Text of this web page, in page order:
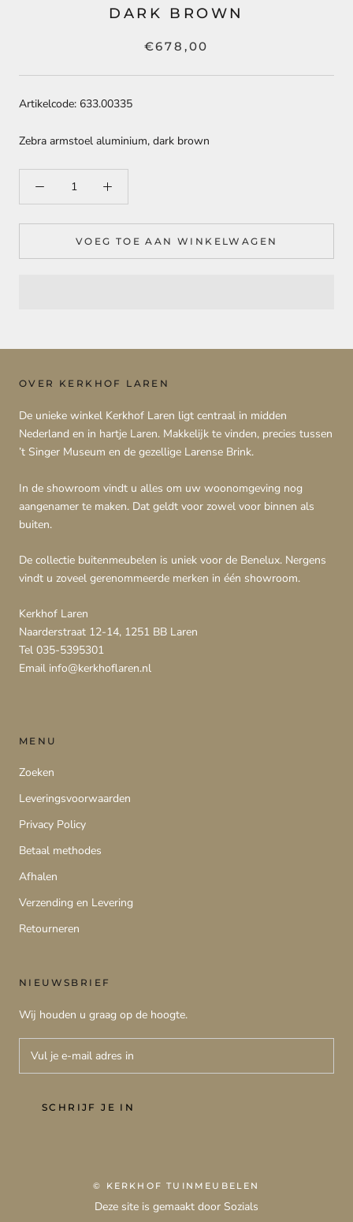
DARK BROWN
€678,00
Artikelcode: 633.00335
Zebra armstoel aluminium, dark brown
VOEG TOE AAN WINKELWAGEN
OVER KERKHOF LAREN
De unieke winkel Kerkhof Laren ligt centraal in midden
Nederland en in hartje Laren. Makkelijk te vinden, precies tussen
’t Singer Museum en de gezellige Larense Brink.
In de showroom vindt u alles om uw woonomgeving nog
aangenamer te maken. Dat geldt voor zowel voor binnen als
buiten.
De collectie buitenmeubelen is uniek voor de Benelux. Nergens
vindt u zoveel gerenommeerde merken in één showroom.
Kerkhof Laren
Naarderstraat 12-14, 1251 BB Laren
Tel 035-5395301
Email info@kerkhoflaren.nl
MENU
Zoeken
Leveringsvoorwaarden
Privacy Policy
Betaal methodes
Afhalen
Verzending en Levering
Retourneren
NIEUWSBRIEF
Wij houden u graag op de hoogte.
SCHRIJF JE IN
© KERKHOF TUINMEUBELEN
Deze site is gemaakt door Sozials